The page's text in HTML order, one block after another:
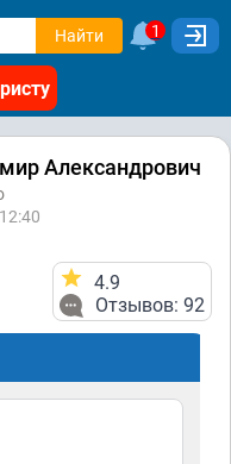
Найти 1
Александрович
4.9
Отзывов: 92